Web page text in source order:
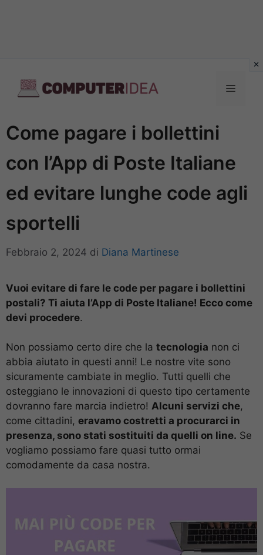
contenuto
Menu
Come pagare i bollettini
con l’App di Poste Italiane
ed evitare lunghe code agli
sportelli
Febbraio 2, 2024 di Diana Martinese
Vuoi evitare di fare le code per pagare i bollettini
postali? Ti aiuta l’App di Poste Italiane! Ecco come
devi procedere.
Non possiamo certo dire che la tecnologia non ci
abbia aiutato in questi anni! Le nostre vite sono
sicuramente cambiate in meglio. Tutti quelli che
osteggiano le innovazioni di questo tipo certamente
dovranno fare marcia indietro! Alcuni servizi che,
come cittadini, eravamo costretti a procurarci in
presenza, sono stati sostituiti da quelli on line. Se
vogliamo possiamo fare quasi tutto ormai
comodamente da casa nostra.